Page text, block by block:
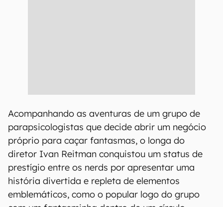
Acompanhando as aventuras de um grupo de
parapsicologistas que decide abrir um negócio
próprio para caçar fantasmas, o longa do
diretor Ivan Reitman conquistou um status de
prestígio entre os nerds por apresentar uma
história divertida e repleta de elementos
emblemáticos, como o popular logo do grupo